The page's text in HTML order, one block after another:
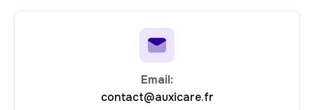
Email:
contact@auxicare.fr